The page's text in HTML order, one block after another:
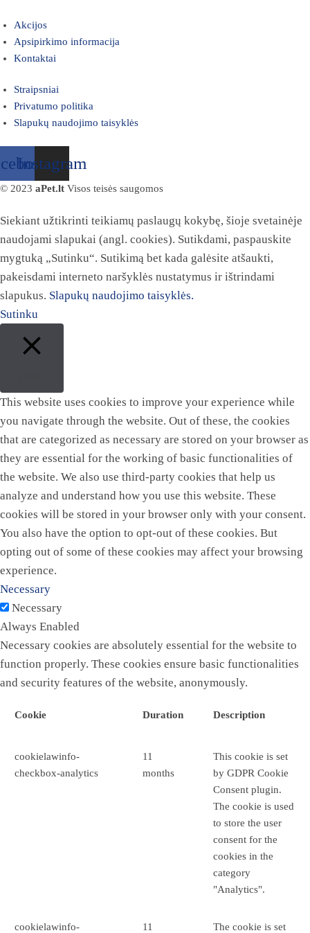
Akcijos
Apsipirkimo informacija
Kontaktai
Straipsniai
Privatumo politika
Slapukų naudojimo taisyklės
Instagram
© 2023 aPet.lt Visos teisės saugomos
Siekiant užtikrinti teikiamų paslaugų kokybę, šioje svetainėje
naudojami slapukai (angl. cookies). Sutikdami, paspauskite
mygtuką „Sutinku“. Sutikimą bet kada galėsite atšaukti,
pakeisdami interneto naršyklės nustatymus ir ištrindami
slapukus. Slapukų naudojimo taisyklės.
Sutinku
This website uses cookies to improve your experience while
you navigate through the website. Out of these, the cookies
that are categorized as necessary are stored on your browser as
they are essential for the working of basic functionalities of
the website. We also use third-party cookies that help us
analyze and understand how you use this website. These
cookies will be stored in your browser only with your consent.
You also have the option to opt-out of these cookies. But
opting out of some of these cookies may affect your browsing
experience.
Necessary
Necessary
Always Enabled
Necessary cookies are absolutely essential for the website to
function properly. These cookies ensure basic functionalities
and security features of the website, anonymously.
Cookie Duration Description
cookielawinfo-
checkbox-analytics
11
months
This cookie is set
by GDPR Cookie
Consent plugin.
The cookie is used
to store the user
consent for the
cookies in the
category
"Analytics".
cookielawinfo-
11
The cookie is set